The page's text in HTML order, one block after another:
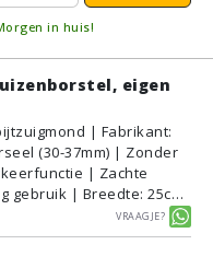
in huis!
eigen
| Fabrikant:
(30-37mm) | Zonder
| Zachte
gebruik | Breedte: 25cm
| Zonder kliksysteem |
Geschikt voor:
Vraagje?